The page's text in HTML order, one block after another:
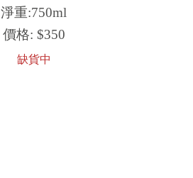
淨重:750ml
價格: $350
缺貨中